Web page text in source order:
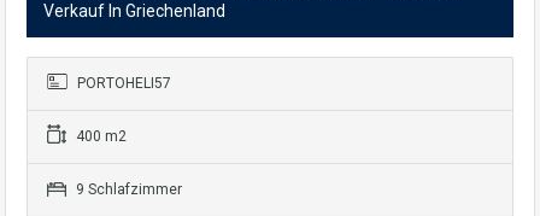
Verkauf In Griechenland
PORTOHELI57
400 m2
9 Schlafzimmer